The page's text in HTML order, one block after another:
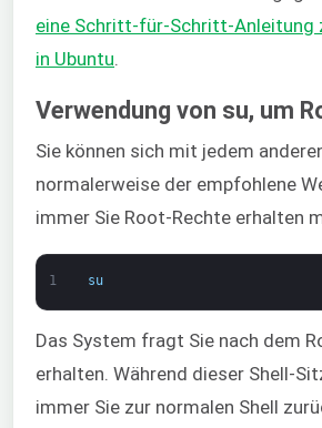
eine Schritt-für-Schritt-Anleitung
in Ubuntu.
Verwendung von su, um
Sie können sich mit jedem
normalerweise der empfohlene
immer Sie Root-Rechte erhalten
1 su
Das System fragt Sie nach dem
erhalten. Während dieser Shell-
immer Sie zur normalen Shell